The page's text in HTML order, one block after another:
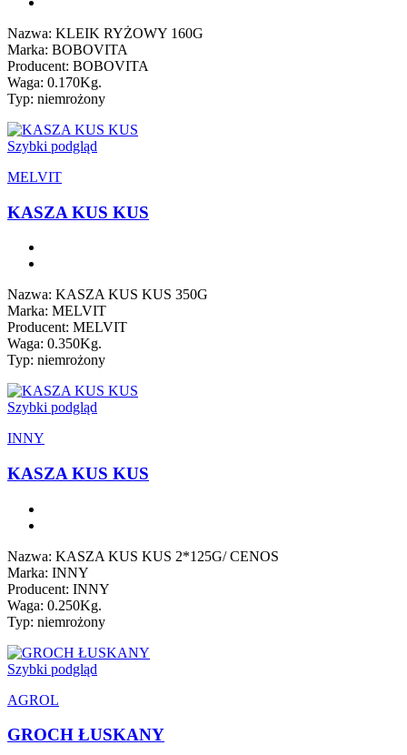
Nazwa: KLEIK RYŻOWY 160G
Marka: BOBOVITA
Producent: BOBOVITA
Waga: 0.170Kg.
Typ: niemrożony
Szybki podgląd
MELVIT
KASZA KUS KUS
Nazwa: KASZA KUS KUS 350G
Marka: MELVIT
Producent: MELVIT
Waga: 0.350Kg.
Typ: niemrożony
Szybki podgląd
INNY
KASZA KUS KUS
Nazwa: KASZA KUS KUS 2*125G/ CENOS
Marka: INNY
Producent: INNY
Waga: 0.250Kg.
Typ: niemrożony
Szybki podgląd
AGROL
GROCH ŁUSKANY